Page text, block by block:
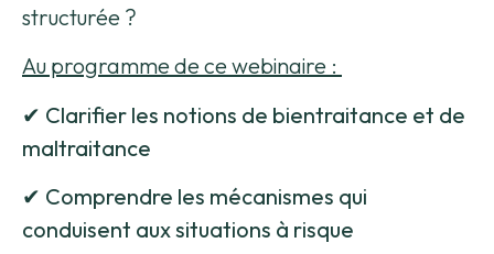
structurée ?
Au programme de ce webinaire :
✔ Clarifier les notions de bientraitance et de
maltraitance
✔ Comprendre les mécanismes qui
conduisent aux situations à risque